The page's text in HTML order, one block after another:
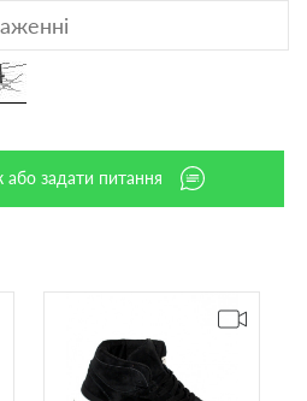
або задати питання